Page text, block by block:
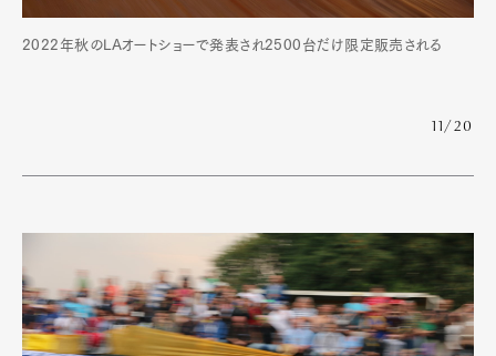
2022年秋のLAオートショーで発表され2500台だけ限定販売される
11/20